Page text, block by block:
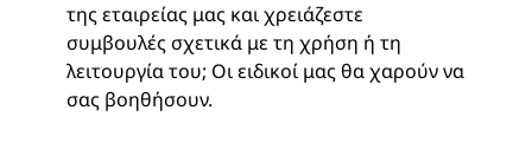
της εταιρείας μας και χρειάζεστε
συμβουλές σχετικά με τη χρήση ή τη
λειτουργία του; Οι ειδικοί μας θα χαρούν να
σας βοηθήσουν.